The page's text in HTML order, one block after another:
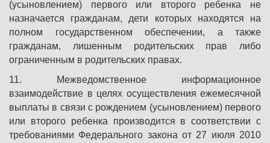
(усыновлением) первого или второго ребенка не
назначается гражданам, дети которых находятся на
полном государственном обеспечении, а также
гражданам, лишенным родительских прав либо
ограниченным в родительских правах.
11. Межведомственное информационное
взаимодействие в целях осуществления ежемесячной
выплаты в связи с рождением (усыновлением) первого
или второго ребенка производится в соответствии с
требованиями Федерального закона от 27 июля 2010